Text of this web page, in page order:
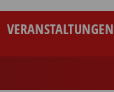
VERANSTALTUNGEN